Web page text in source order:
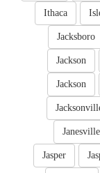
Ithaca
Jacksboro
Jackson
Jackson
Janesville
Jasper